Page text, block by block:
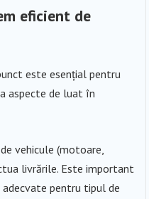
eficient de
este esențial pentru
aspecte de luat în
vehicule (motoare,
livrările. Este important
pentru tipul de